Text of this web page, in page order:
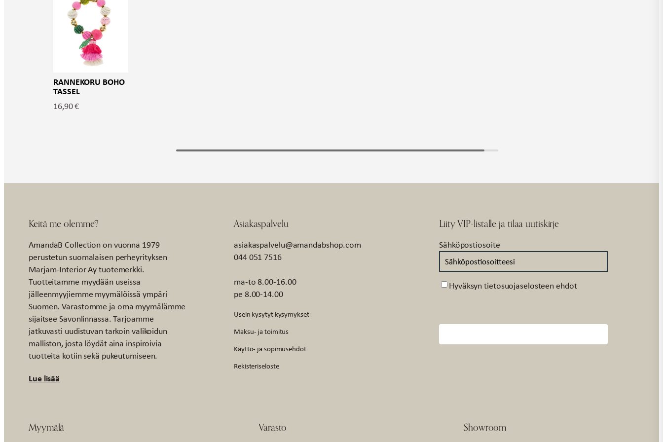
RANNEKORU BOHO
TASSEL
16,90€
Keitä me olemme?
AmandaB Collection on vuonna 1979
perustetun suomalaisen perheyrityksen
Marjam-Interior Ay tuotemerkki.
Tuotteitamme myydään useissa
jälleenmyyjiemme myymälöissä ympäri
Suomen. Varastomme ja oma myymälämme
sijaitsee Savonlinnassa. Tarjoamme
jatkuvasti uudistuvan tarkoin valikoidun
malliston, josta löydät aina inspiroivia
tuotteita kotiin sekä pukeutumiseen.
Lue lisää
Asiakaspalvelu
asiakaspalvelu@amandabshop.com
044 051 7516
ma-to 8.00-16.00
pe 8.00-14.00
Usein kysytyt kysymykset
Maksu- ja toimitus
Käyttö- ja sopimusehdot
Rekisteriseloste
Liity VIP-listalle ja tilaa uutiskirje
Sähköpostiosoite
Suostumus
Hyväksyn tietosuojaselosteen ehdot
Myymälä Varasto Showroom